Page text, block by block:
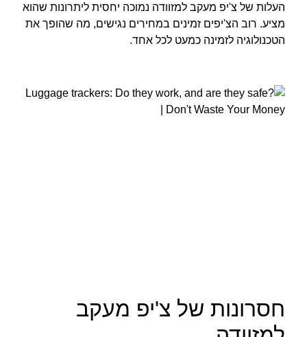
העלות של צ'יפ מעקב למזוודה נמוכה יחסית ליתרונות שהוא
מציע. רוב הצ'יפים זמינים במחירים נגישים, מה שהופך את
הטכנולוגיה לזמינה כמעט לכל אחד.
חסרונות של צ'יפ מעקב